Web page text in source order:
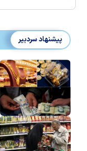
پیشنهاد سردبیر